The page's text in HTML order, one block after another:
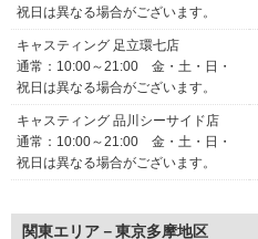
祝日は異なる場合がございます。
キャスティング 足立環七店
通常：10:00～21:00 金・土・日・
祝日は異なる場合がございます。
キャスティング 品川シーサイド店
通常：10:00～21:00 金・土・日・
祝日は異なる場合がございます。
関東エリア－東京多摩地区